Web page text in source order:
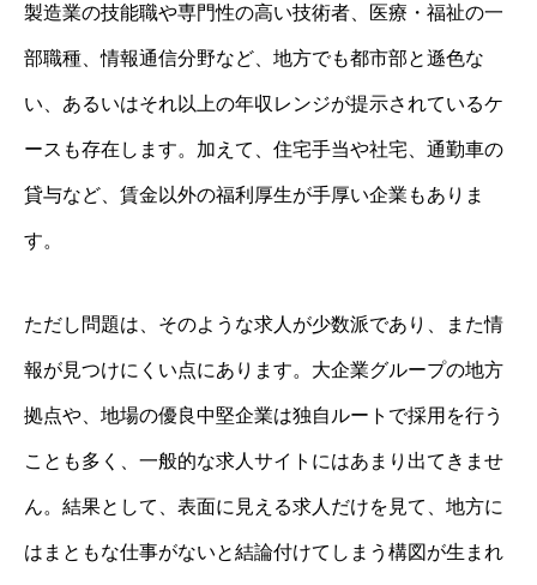
製造業の技能職や専門性の高い技術者、医療・福祉の一
部職種、情報通信分野など、地方でも都市部と遜色な
い、あるいはそれ以上の年収レンジが提示されているケ
ースも存在します。加えて、住宅手当や社宅、通勤車の
貸与など、賃金以外の福利厚生が手厚い企業もありま
す。
ただし問題は、そのような求人が少数派であり、また情
報が見つけにくい点にあります。大企業グループの地方
拠点や、地場の優良中堅企業は独自ルートで採用を行う
ことも多く、一般的な求人サイトにはあまり出てきませ
ん。結果として、表面に見える求人だけを見て、地方に
はまともな仕事がないと結論付けてしまう構図が生まれ